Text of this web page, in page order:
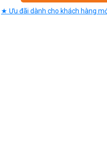
★ Ưu đãi dành cho khách hàng